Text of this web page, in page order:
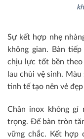
Sự kết hợp nhẹ
không gian. Bàn tiếp
chịu lực tốt bền theo
lau chùi vệ sinh.
tinh tế tạo nên vẻ
Chân inox không gỉ
trọng. Đế bàn tròn
vững chắc. Kết hợp